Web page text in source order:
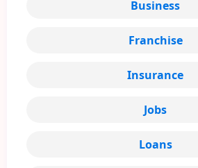
Business
Franchise
Insurance
Jobs
Loans